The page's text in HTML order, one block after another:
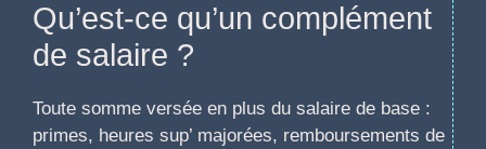
Qu’est-ce qu’un complément
de salaire ?
Toute somme versée en plus du salaire de base :
primes, heures sup’ majorées, remboursements de